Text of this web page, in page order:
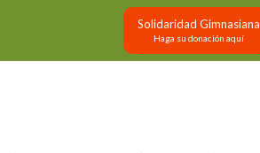
Solidaridad Gimnasiana
Haga su donación aquí